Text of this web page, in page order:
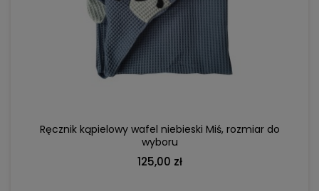
Ręcznik kąpielowy wafel niebieski Miś, rozmiar do
wyboru
125,00 zł
DO KOSZYKA